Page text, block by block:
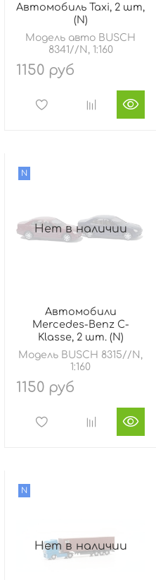
Автомобиль Taxi, 2 шт,
(N)
Модель авто BUSCH
8341//N, 1:160
1150 руб
Нет в наличии
N
Автомобили
Mercedes-Benz C-
Klasse, 2 шт. (N)
Модель BUSCH 8315//N,
1:160
1150 руб
Нет в наличии
N